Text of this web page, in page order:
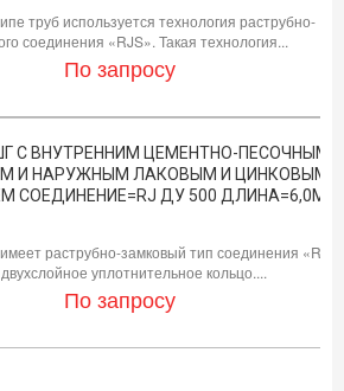
труб используется технология раструбно-
соединения «RJS». Такая технология...
По запросу
С ВНУТРЕННИМ ЦЕМЕНТНО-ПЕСОЧНЫМ
И НАРУЖНЫМ ЛАКОВЫМ И ЦИНКОВЫМ
СОЕДИНЕНИЕ=RJ ДУ 500 ДЛИНА=6,0М
раструбно-замковый тип соединения «RJ»
уплотнительное кольцо....
По запросу